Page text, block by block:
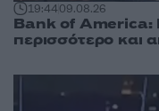
19:4409.08.26
Bank of America:
περισσότερο και